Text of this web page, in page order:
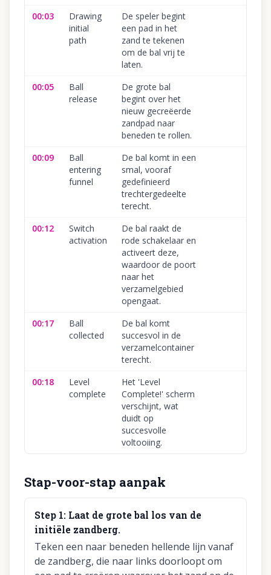
00:03
Drawing
initial
path
De speler begint
een pad in het
zand te tekenen
om de bal vrij te
laten.
00:05
Ball
release
De grote bal
begint over het
nieuw gecreëerde
zandpad naar
beneden te rollen.
00:09
Ball
entering
funnel
De bal komt in een
smal, vooraf
gedefinieerd
trechtergedeelte
terecht.
00:12
Switch
activation
De bal raakt de
rode schakelaar en
activeert deze,
waardoor de poort
naar het
verzamelgebied
opengaat.
00:17
Ball
collected
De bal komt
succesvol in de
verzamelcontainer
terecht.
00:18
Level
complete
Het 'Level
Complete!' scherm
verschijnt, wat
duidt op
succesvolle
voltooiing.
Stap-voor-stap aanpak
Step 1: Laat de grote bal los van de
initiële zandberg.
Teken een naar beneden hellende lijn vanaf
de zandberg, die naar links doorloopt om